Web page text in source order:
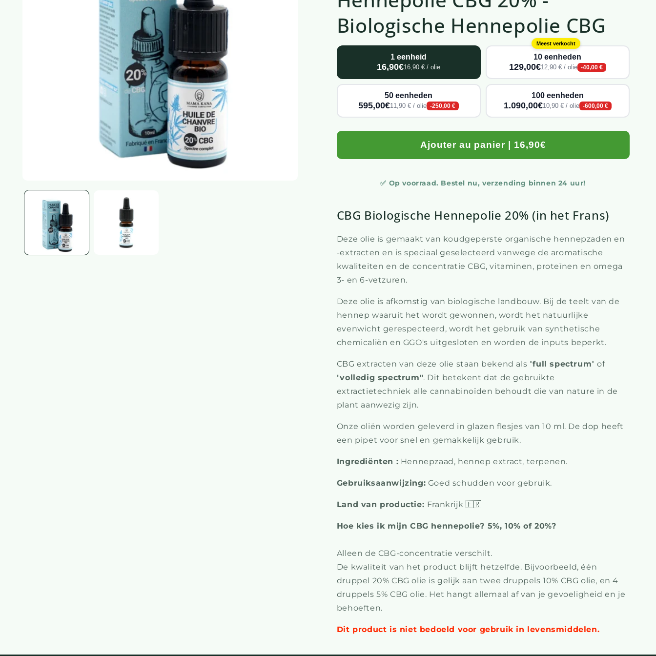
Biologische Hennepolie CBG
1 eenheid
16,90€16,90 € / olie
Meest verkocht
10 eenheden
129,00€12,90 € / olie -40,00 €
50 eenheden
595,00€11,90 € / olie -250,00 €
100 eenheden
1.090,00€10,90 € / olie -600,00 €
Ajouter au panier | 16,90€
✅ Op voorraad. Bestel nu, verzending binnen 24 uur!
CBG Biologische Hennepolie 20% (in het Frans)
Deze olie is gemaakt van koudgeperste organische hennepzaden en
-extracten en is speciaal geselecteerd vanwege de aromatische
kwaliteiten en de concentratie CBG, vitaminen, proteïnen en omega
3- en 6-vetzuren.
Deze olie is afkomstig van biologische landbouw. Bij de teelt van de
hennep waaruit het wordt gewonnen, wordt het natuurlijke
evenwicht gerespecteerd, wordt het gebruik van synthetische
chemicaliën en GGO's uitgesloten en worden de inputs beperkt.
CBG extracten van deze olie staan bekend als "full spectrum" of
"volledig spectrum". Dit betekent dat de gebruikte
extractietechniek alle cannabinoïden behoudt die van nature in de
plant aanwezig zijn.
Onze oliën worden geleverd in glazen flesjes van 10 ml. De dop heeft
een pipet voor snel en gemakkelijk gebruik.
Ingrediënten : Hennepzaad, hennep extract, terpenen.
Gebruiksaanwijzing: Goed schudden voor gebruik.
Land van productie: Frankrijk 🇫🇷
Hoe kies ik mijn CBG hennepolie? 5%, 10% of 20%?
Alleen de CBG-concentratie verschilt.
De kwaliteit van het product blijft hetzelfde. Bijvoorbeeld, één
druppel 20% CBG olie is gelijk aan twee druppels 10% CBG olie, en 4
druppels 5% CBG olie. Het hangt allemaal af van je gevoeligheid en je
behoeften.
Dit product is niet bedoeld voor gebruik in levensmiddelen.